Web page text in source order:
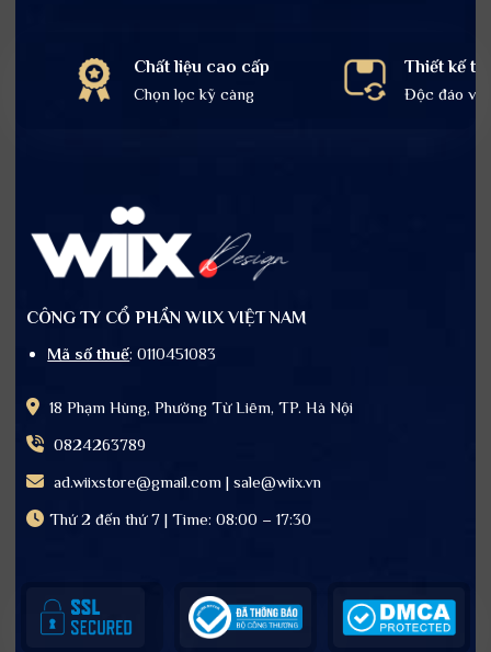
Chất liệu cao cấp
Chọn lọc kỹ càng
Thiết kế
Độc đáo và
CÔNG TY CỔ PHẦN WIIX VIỆT NAM
Mã số thuế: 0110451083
18 Phạm Hùng, Phường Từ Liêm, TP. Hà Nội
0824263789
ad.wiixstore@gmail.com | sale@wiix.vn
Thứ 2 đến thứ 7 | Time: 08:00 – 17:30